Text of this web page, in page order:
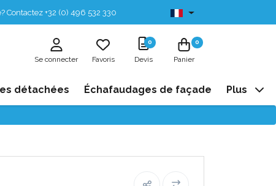
Contactez +32 (0) 496 532 330 Disponibles de stock
Se connecter Favoris
0
Devis
0
Panier
détachées Échafaudages de façade Plus